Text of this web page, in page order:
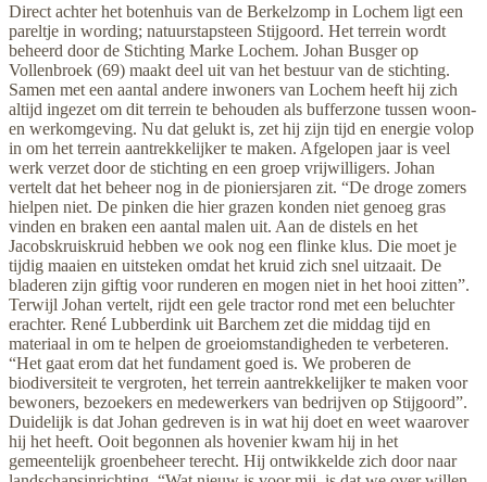
Direct achter het botenhuis van de Berkelzomp in Lochem ligt een
pareltje in wording; natuurstapsteen Stijgoord. Het terrein wordt
beheerd door de Stichting Marke Lochem. Johan Busger op
Vollenbroek (69) maakt deel uit van het bestuur van de stichting.
Samen met een aantal andere inwoners van Lochem heeft hij zich
altijd ingezet om dit terrein te behouden als bufferzone tussen woon-
en werkomgeving. Nu dat gelukt is, zet hij zijn tijd en energie volop
in om het terrein aantrekkelijker te maken. Afgelopen jaar is veel
werk verzet door de stichting en een groep vrijwilligers. Johan
vertelt dat het beheer nog in de pioniersjaren zit. “De droge zomers
hielpen niet. De pinken die hier grazen konden niet genoeg gras
vinden en braken een aantal malen uit. Aan de distels en het
Jacobskruiskruid hebben we ook nog een flinke klus. Die moet je
tijdig maaien en uitsteken omdat het kruid zich snel uitzaait. De
bladeren zijn giftig voor runderen en mogen niet in het hooi zitten”.
Terwijl Johan vertelt, rijdt een gele tractor rond met een beluchter
erachter. René Lubberdink uit Barchem zet die middag tijd en
materiaal in om te helpen de groeiomstandigheden te verbeteren.
“Het gaat erom dat het fundament goed is. We proberen de
biodiversiteit te vergroten, het terrein aantrekkelijker te maken voor
bewoners, bezoekers en medewerkers van bedrijven op Stijgoord”.
Duidelijk is dat Johan gedreven is in wat hij doet en weet waarover
hij het heeft. Ooit begonnen als hovenier kwam hij in het
gemeentelijk groenbeheer terecht. Hij ontwikkelde zich door naar